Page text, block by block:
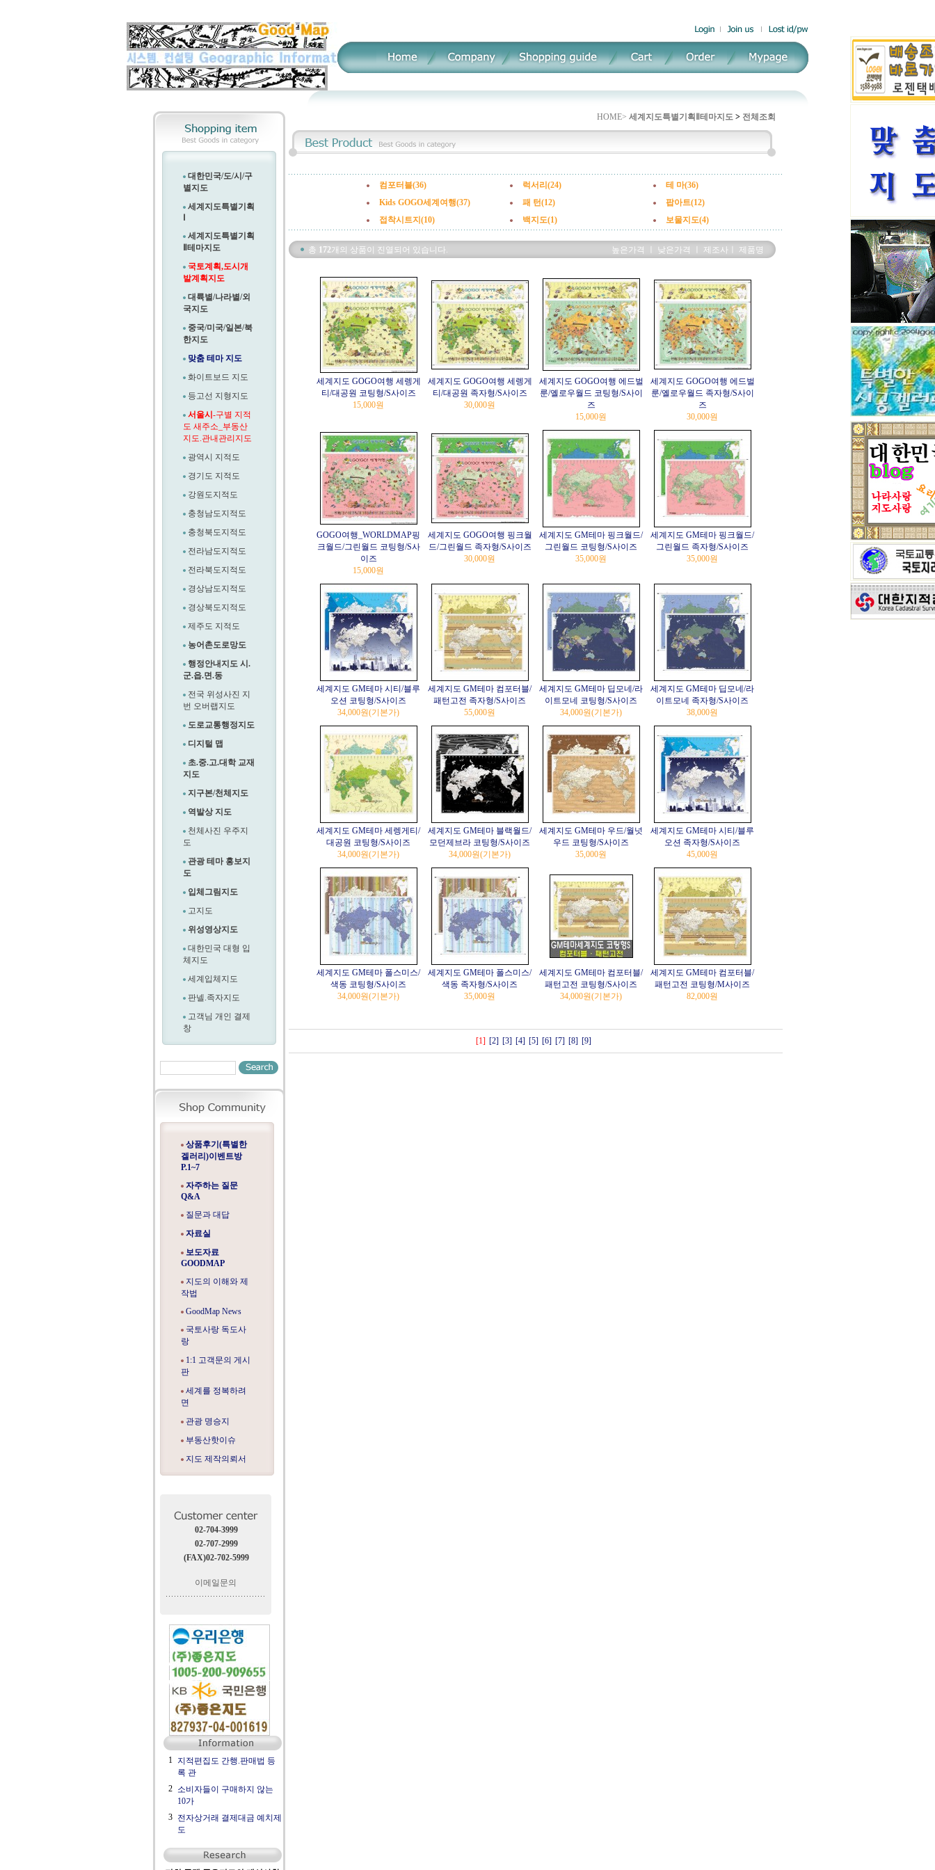
대한민국/도/시/구
별지도
세계지도특별기획
세계지도특별기획
테마지도
국토계획,도시개
발계획지도
대륙별/나라별/외
국지도
중국/미국/일본/북
한지도
맞춤 테마 지도
화이트보드 지도
등고선 지형지도
서울시 -구별 지적
도 새주소_부동산
지도.관내관리지도
광역시 지적도
경기도 지적도
강원도지적도
충청남도지적도
충청북도지적도
전라남도지적도
전라북도지적도
경상남도지적도
경상북도지적도
제주도 지적도
농어촌도로망도
행정안내지도 시.
군.읍.면.동
전국 위성사진 지
번 오버랩지도
도로교통행정지도
디지털 맵
초.중.고.대학 교재
지도
지구본/천체지도
역발상 지도
천체사진 우주지
도
관광 테마 홍보지
도
입체그림지도
고지도
위성영상지도
대한민국 대형 입
체지도
세계입체지도
판넬.족자지도
고객님 개인 결제
창
상품후기(특별한
겔러리)이벤트방
P.1~7
자주하는 질문
Q&A
질문과 대답
자료실
보도자료
GOODMAP
지도의 이해와 제
작법
GoodMap News
국토사랑 독도사
랑
1:1 고객문의 게시
판
세계를 정복하려
면
관광 명승지
부동산핫이슈
지도 제작의뢰서
02-704-3999
02-707-2999
(FAX)02-702-5999
이메일문의
1
지적편집도 간행.판매법 등
록 관
2
소비자들이 구매하지 않는
10가
3
전자상거래 결제대금 예치제
도
HOME> 세계지도특별기획Ⅱ 테마지도> 전체조회
컴포터블(36) 럭서리(24)
테 마(36)
Kids GOGO세계여행(37)
패 턴(12)
팝아트(12)
접착시트지(10)
백지도(1) 보물지도(4)
총 172개의 상품이 진열되어 있습니다. 높은가격 낮은가격 제조사 제품명
세계지도 GOGO여행 세렝게
티/대공원 코팅형/S사이즈
15,000원
세계지도 GOGO여행 세렝게
티/대공원 족자형/S사이즈
30,000원
세계지도 GOGO여행 에드벌
룬/옐로우월드 코팅형/S사이
즈
15,000원
세계지도 GOGO여행 에드벌
룬/옐로우월드 족자형/S사이
즈
30,000원
GOGO여행_WORLDMAP핑
크월드/그린월드 코팅형/S사
이즈
15,000원
세계지도 GOGO여행 핑크월
드/그린월드 족자형/S사이즈
30,000원
세계지도 GM테마 핑크월드/
그린월드 코팅형/S사이즈
35,000원
세계지도 GM테마 핑크월드/
그린월드 족자형/S사이즈
35,000원
세계지도 GM테마 시티/블루
오션 코팅형/S사이즈
34,000원(기본가)
세계지도 GM테마 컴포터블/
패턴고전 족자형/S사이즈
55,000원
세계지도 GM테마 딥모네/라
이트모네 코팅형/S사이즈
34,000원(기본가)
세계지도 GM테마 딥모네/라
이트모네 족자형/S사이즈
38,000원
세계지도 GM테마 세렝게티/
대공원 코팅형/S사이즈
34,000원(기본가)
세계지도 GM테마 블랙월드/
모던제브라 코팅형/S사이즈
34,000원(기본가)
세계지도 GM테마 우드/월넛
우드 코팅형/S사이즈
35,000원
세계지도 GM테마 시티/블루
오션 족자형/S사이즈
45,000원
세계지도 GM테마 폴스미스/
색동 코팅형/S사이즈
34,000원(기본가)
세계지도 GM테마 폴스미스/
색동 족자형/S사이즈
35,000원
세계지도 GM테마 컴포터블/
패턴고전 코팅형/S사이즈
34,000원(기본가)
세계지도 GM테마 컴포터블/
패턴고전 코팅형/M사이즈
82,000원
[1] [2] [3] [4] [5] [6] [7] [8] [9]